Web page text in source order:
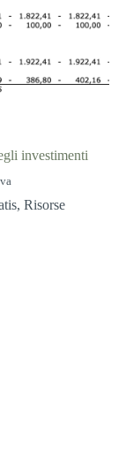
investimenti
, Risorse